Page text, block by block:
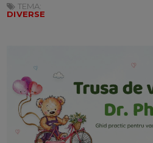
TEMA:
DIVERSE